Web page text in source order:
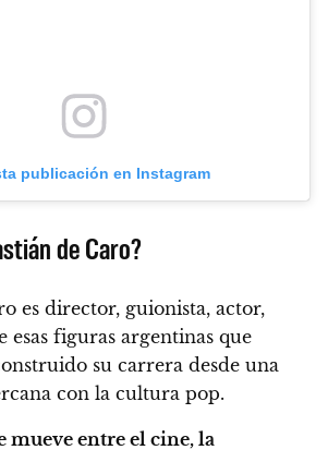
publicación en Instagram
de Caro?
es director, guionista, actor,
esas figuras argentinas que
su carrera desde una
con la cultura pop.
mueve entre el cine, la